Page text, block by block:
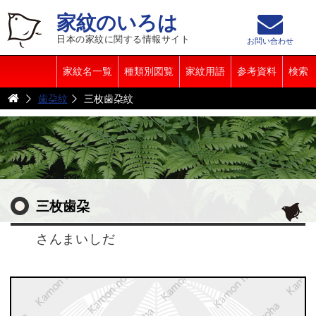
家紋のいろは
日本の家紋に関する情報サイト
家紋名一覧 種類別図覧 家紋用語 参考資料 検索
お問い合わせ
歯朶紋 三枚歯朶紋
三枚歯朶
さんまいしだ